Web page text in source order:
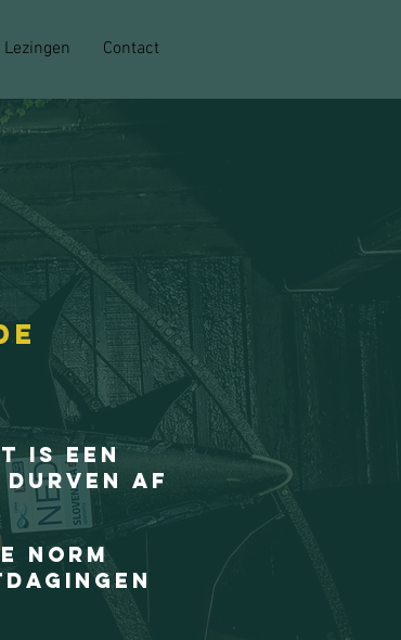
Lezingen Contact
is een
durven af
norm